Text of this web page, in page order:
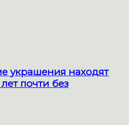
украшения находят
почти без